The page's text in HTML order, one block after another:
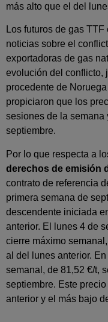
más alto que el del
Los futuros de gas
noticias sobre el
exportadoras de gas
evolución del conflicto,
procedente de
propiciaron que los
sesiones de la semana
septiembre.
Por lo que respecta a
derechos de emisión
contrato de referencia
primera semana de
descendente iniciada
anterior. El lunes 4 de
cierre máximo
al del lunes anterior.
semanal, de 81,52 €/t,
septiembre. Este
anterior y el más bajo